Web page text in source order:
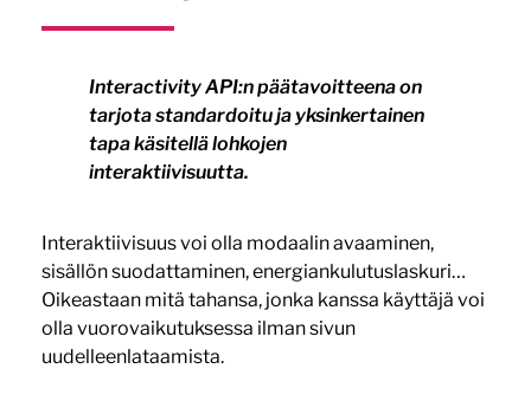
Interactivity API:n päätavoitteena on
tarjota standardoitu ja yksinkertainen
tapa käsitellä lohkojen
interaktiivisuutta.
Interaktiivisuus voi olla modaalin avaaminen,
sisällön suodattaminen, energiankulutuslaskuri…
Oikeastaan mitä tahansa, jonka kanssa käyttäjä voi
olla vuorovaikutuksessa ilman sivun
uudelleenlataamista.